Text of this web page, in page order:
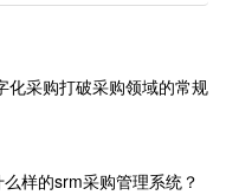
采购打破采购领域的常规
样的srm采购管理系统？